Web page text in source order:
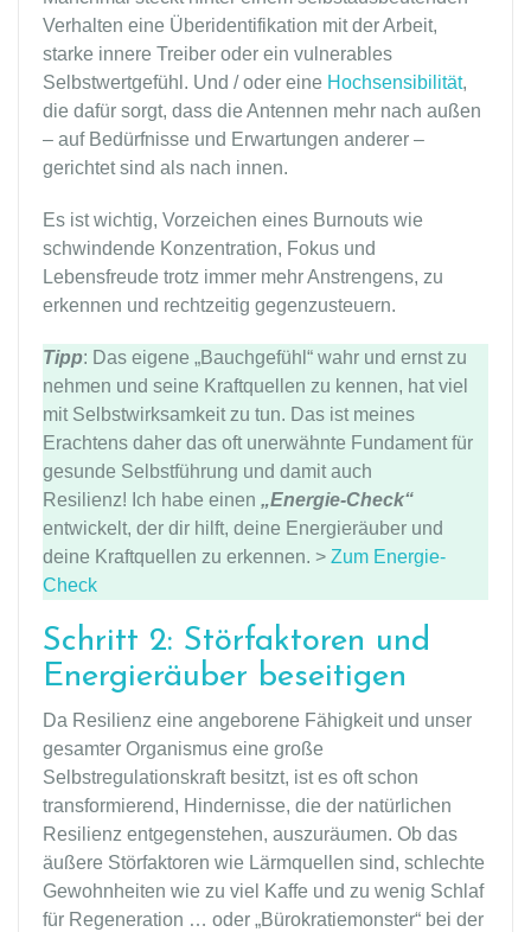
Verhalten eine Überidentifikation mit der Arbeit,
starke innere Treiber oder ein vulnerables
Selbstwertgefühl. Und / oder eine Hochsensibilität,
die dafür sorgt, dass die Antennen mehr nach außen
– auf Bedürfnisse und Erwartungen anderer –
gerichtet sind als nach innen.
Es ist wichtig, Vorzeichen eines Burnouts wie
schwindende Konzentration, Fokus und
Lebensfreude trotz immer mehr Anstrengens, zu
erkennen und rechtzeitig gegenzusteuern.
Tipp: Das eigene „Bauchgefühl“ wahr und ernst zu
nehmen und seine Kraftquellen zu kennen, hat viel
mit Selbstwirksamkeit zu tun. Das ist meines
Erachtens daher das oft unerwähnte Fundament für
gesunde Selbstführung und damit auch
Resilienz! Ich habe einen „Energie-Check“
entwickelt, der dir hilft, deine Energieräuber und
deine Kraftquellen zu erkennen. > Zum Energie-
Check
Schritt 2: Störfaktoren und
Energieräuber beseitigen
Da Resilienz eine angeborene Fähigkeit und unser
gesamter Organismus eine große
Selbstregulationskraft besitzt, ist es oft schon
transformierend, Hindernisse, die der natürlichen
Resilienz entgegenstehen, auszuräumen. Ob das
äußere Störfaktoren wie Lärmquellen sind, schlechte
Gewohnheiten wie zu viel Kaffe und zu wenig Schlaf
für Regeneration … oder „Bürokratiemonster“ bei der